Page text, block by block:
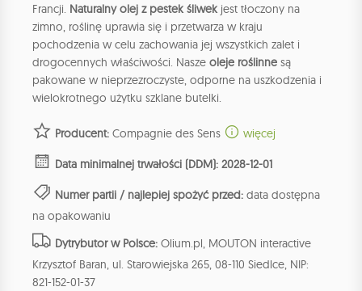
Francji. Naturalny olej z pestek śliwek jest tłoczony na
zimno, roślinę uprawia się i przetwarza w kraju
pochodzenia w celu zachowania jej wszystkich zalet i
drogocennych właściwości. Nasze oleje roślinne są
pakowane w nieprzezroczyste, odporne na uszkodzenia i
wielokrotnego użytku szklane butelki.
Producent: Compagnie des Sens więcej
Data minimalnej trwałości (DDM): 2028-12-01
Numer partii / najlepiej spożyć przed: data dostępna
na opakowaniu
Dytrybutor w Polsce: Olium.pl, MOUTON interactive
Krzysztof Baran, ul. Starowiejska 265, 08-110 Siedlce, NIP:
821-152-01-37